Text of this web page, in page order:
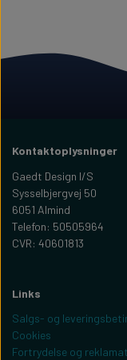
Kontaktoplysninger
Gaedt Design I/S
Sysselbjergvej 50
6051 Almind
Telefon: 50505964
CVR: 40601813
Links
Salgs- og
Cookies
Fortrydelse og